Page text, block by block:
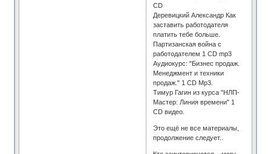
СD
Деревицкий Александр Как
заставить работодателя
платить тебе больше.
Партизанская война с
работодателем 1 СD mp3
Аудиокурс: "Бизнес продаж.
Менеджмент и техники
продаж." 1 СD Mp3.
Тимур Гагин из курса "НЛП-
Мастер: Линия времени" 1
CD видео.
Это ещё не все материалы,
продолжение следует..